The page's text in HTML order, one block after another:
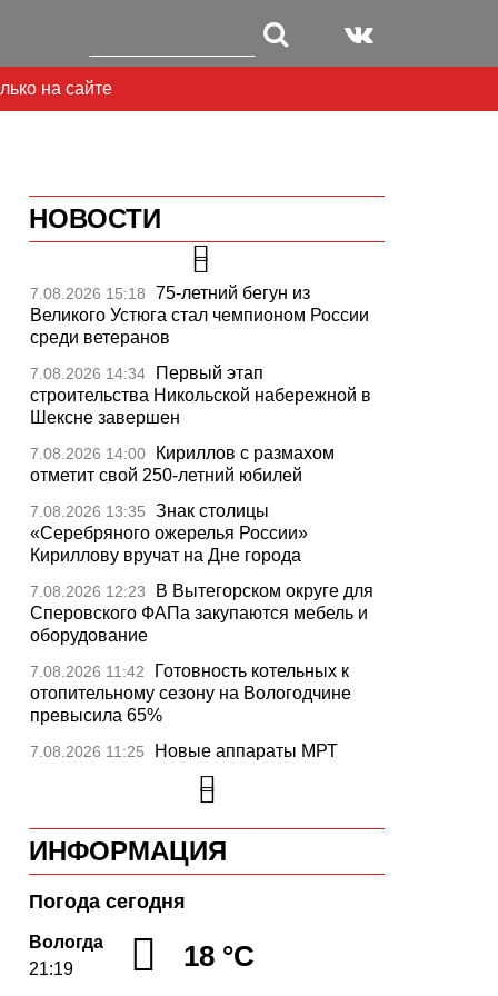
на сайте
НОВОСТИ
7.08.2026 15:18
75-летний бегун из
Великого Устюга стал чемпионом России
среди ветеранов
7.08.2026 14:34
Первый этап
строительства Никольской набережной в
Шексне завершен
7.08.2026 14:00
Кириллов с размахом
отметит свой 250-летний юбилей
7.08.2026 13:35
Знак столицы
«Серебряного ожерелья России»
Кириллову вручат на Дне города
7.08.2026 12:23
В Вытегорском округе для
Сперовского ФАПа закупаются мебель и
оборудование
7.08.2026 11:42
Готовность котельных к
отопительному сезону на Вологодчине
превысила 65%
7.08.2026 11:25
Новые аппараты МРТ
установят в двух медучреждениях
Вологодской области
7.08.2026 10:41 В Устюжне отметят 774-
летие города фестивалем кузнечного
мастерства
7.08.2026 10:18 Вологодская область
уверенно шагает в цифровое будущее
7.08.2026 09:49
На Вологодчине подвели
ИНФОРМАЦИЯ
Погода сегодня
Вологда
21:19
18 °C